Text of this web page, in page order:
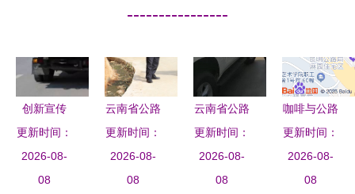
----------------
创新宣传
3D动漫解
读公路养护
安全作业新
更新时间：
2026-08-
08
云南省公路
局赴临沧看
望慰问驻村
工作队员
更新时间：
2026-08-
08
云南省公路
局张富强处
长一行调研
108国道富
更新时间：
2026-08-
08
咖啡与公路
的交响 对
话
MELLOWER
更新时间：
2026-08-
08